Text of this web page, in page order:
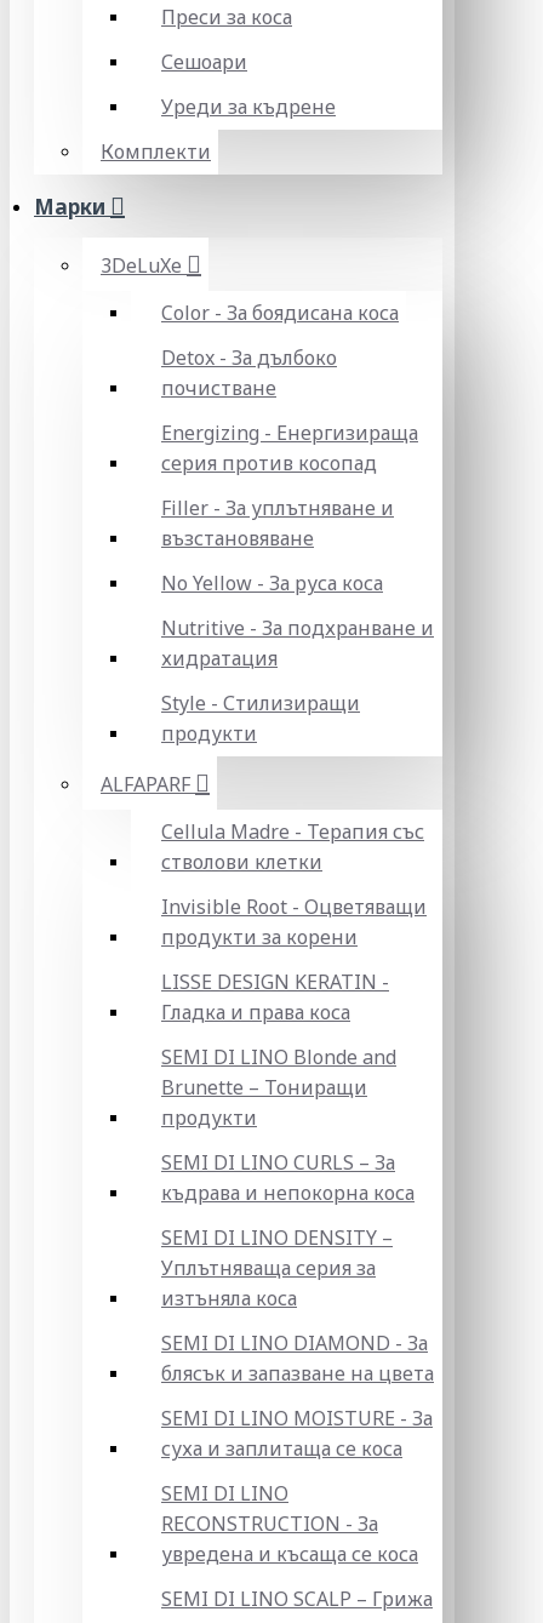
Преси за коса
Сешоари
Уреди за къдрене
Комплекти
Марки
3DeLuXe
Color - За боядисана коса
Detox - За дълбоко
почистване
Energizing - Енергизираща
серия против косопад
Filler - За уплътняване и
възстановяване
No Yellow - За руса коса
Nutritive - За подхранване и
хидратация
Style - Стилизиращи
продукти
ALFAPARF
Cellula Madre - Терапия със
стволови клетки
Invisible Root - Оцветяващи
продукти за корени
LISSE DESIGN KERATIN -
Гладка и права коса
SEMI DI LINO Blonde and
Brunette – Тониращи
продукти
SEMI DI LINO CURLS – За
къдрава и непокорна коса
SEMI DI LINO DENSITY –
Уплътняваща серия за
изтъняла коса
SEMI DI LINO DIAMOND - За
блясък и запазване на цвета
SEMI DI LINO MOISTURE - За
суха и заплитаща се коса
SEMI DI LINO
RECONSTRUCTION - За
увредена и късаща се коса
SEMI DI LINO SCALP – Грижа